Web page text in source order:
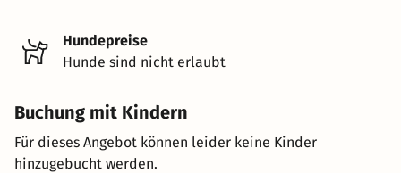
Hundepreise
Hunde sind nicht erlaubt
Buchung mit Kindern
Für dieses Angebot können leider keine Kinder
hinzugebucht werden.